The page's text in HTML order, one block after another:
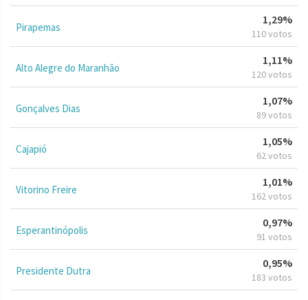
Pirapemas
1,29%
110 votos
Alto Alegre do Maranhão
1,11%
120 votos
Gonçalves Dias
1,07%
89 votos
Cajapió
1,05%
62 votos
Vitorino Freire
1,01%
162 votos
Esperantinópolis
0,97%
91 votos
Presidente Dutra
0,95%
183 votos